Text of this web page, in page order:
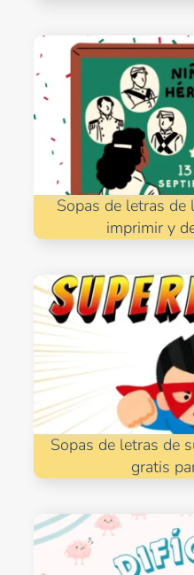
Sopas de letras de
imprimir y
Sopas de letras de
gratis